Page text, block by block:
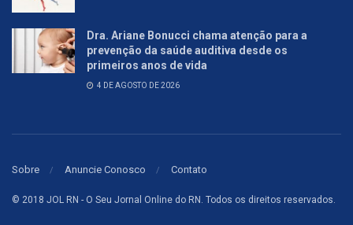
Dra. Ariane Bonucci chama atenção para a
prevenção da saúde auditiva desde os
primeiros anos de vida
4 DE AGOSTO DE 2026
Sobre Anuncie Conosco Contato
© 2018 JOL RN - O Seu Jornal Online do RN. Todos os direitos reservados.